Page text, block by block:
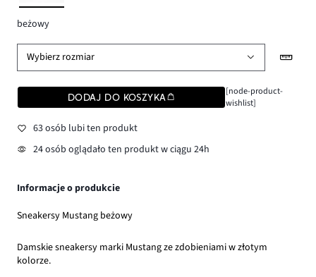
beżowy
Wybierz rozmiar
DODAJ DO KOSZYKA
[node-product-
wishlist]
63 osób lubi ten produkt
24 osób oglądało ten produkt w ciągu 24h
Informacje o produkcie
Sneakersy Mustang beżowy
Damskie sneakersy marki Mustang ze zdobieniami w złotym
kolorze.